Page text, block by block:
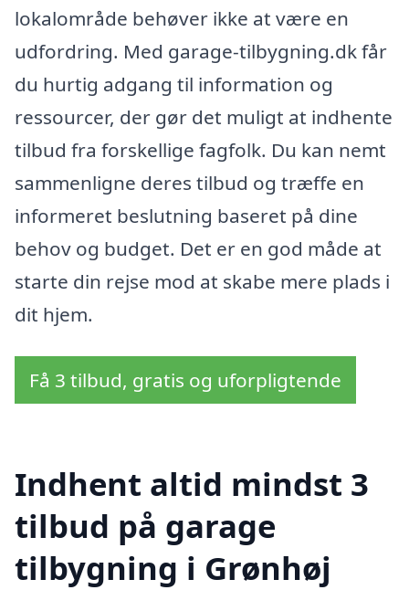
lokalområde behøver ikke at være en
udfordring. Med garage-tilbygning.dk får
du hurtig adgang til information og
ressourcer, der gør det muligt at indhente
tilbud fra forskellige fagfolk. Du kan nemt
sammenligne deres tilbud og træffe en
informeret beslutning baseret på dine
behov og budget. Det er en god måde at
starte din rejse mod at skabe mere plads i
dit hjem.
Få 3 tilbud, gratis og uforpligtende
Indhent altid mindst 3
tilbud på garage
tilbygning i Grønhøj